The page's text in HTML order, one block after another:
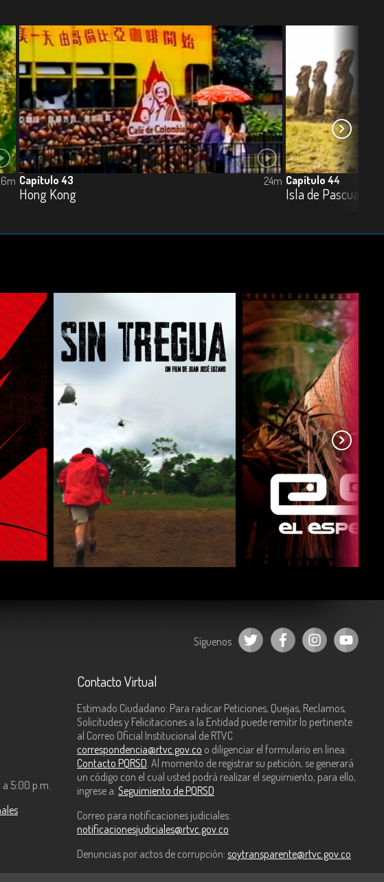
Capítulo 43
Hong Kong
24m Capítulo 44
Isla de Pascua
COMPARTIR COMPARTIR
Síguenos
5:00 p.m.
Contacto Virtual
Estimado Ciudadano: Para radicar Peticiones, Quejas, Reclamos,
Solicitudes y Felicitaciones a la Entidad puede remitir lo pertinente
al Correo Oficial Institucional de RTVC
correspondencia@rtvc.gov.co o diligenciar el formulario en línea:
Contacto PQRSD . Al momento de registrar su petición, se generará
un código con el cual usted podrá realizar el seguimiento, para ello,
ingrese a: Seguimiento de PQRSD
Correo para notificaciones judiciales:
notificacionesjudiciales@rtvc.gov.co
Denuncias por actos de corrupción: soytransparente@rtvc.gov.co